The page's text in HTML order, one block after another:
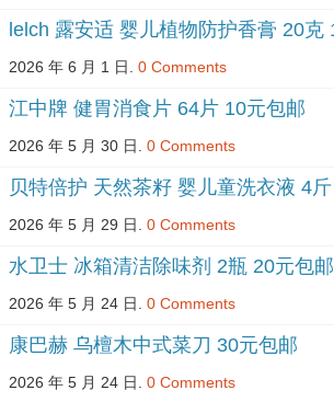
lelch 露安适 婴儿植物防护香膏 20克
2026 年 6 月 1 日. 0 Comments
江中牌 健胃消食片 64片 10元包邮
2026 年 5 月 30 日. 0 Comments
贝特倍护 天然茶籽 婴儿童洗衣液 4
2026 年 5 月 29 日. 0 Comments
水卫士 冰箱清洁除味剂 2瓶 20元包邮
2026 年 5 月 24 日. 0 Comments
康巴赫 乌檀木中式菜刀 30元包邮
2026 年 5 月 24 日. 0 Comments